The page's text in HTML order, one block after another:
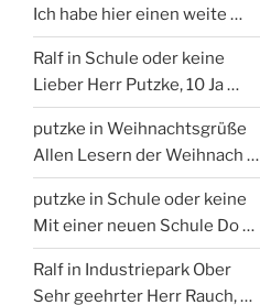
Ich habe hier einen weite …
Ralf in Schule oder keine
Lieber Herr Putzke, 10 Ja …
putzke in Weihnachtsgrüße
Allen Lesern der Weihnach …
putzke in Schule oder keine
Mit einer neuen Schule Do …
Ralf in Industriepark Ober
Sehr geehrter Herr Rauch, …